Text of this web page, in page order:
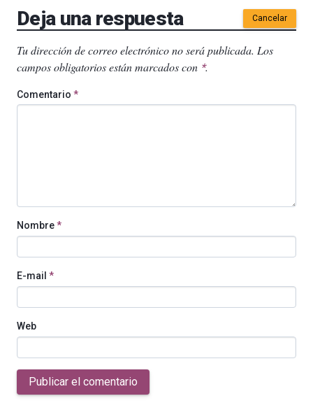
Deja una respuesta Cancelar
Tu dirección de correo electrónico no será publicada. Los
campos obligatorios están marcados con *.
Comentario *
Nombre*
E-mail *
Web
Publicar el comentario